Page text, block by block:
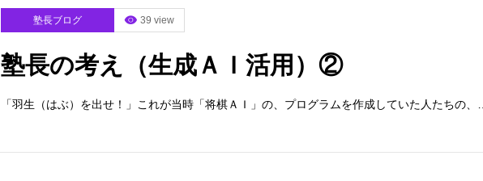
塾長ブログ 39 view
塾長の考え（生成ＡＩ活用）②
「羽生（はぶ）を出せ！」これが当時「将棋ＡＩ」の、プログラムを作成していた人たちの、…